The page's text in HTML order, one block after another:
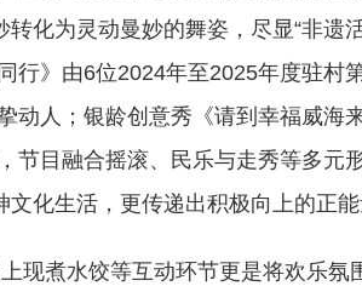
化为灵动曼妙的舞姿，尽显“非遗
行》由6位2024年至2025年度驻村
人；银龄创意秀《请到幸福威海来
节目融合摇滚、民乐与走秀等多元
化生活，更传递出积极向上的正能
煮水饺等互动环节更是将欢乐氛